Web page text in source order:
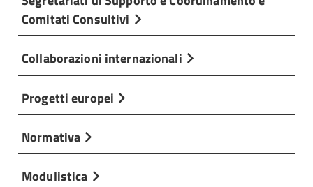
Comitati Consultivi
Collaborazioni internazionali
Progetti europei
Normativa
Modulistica